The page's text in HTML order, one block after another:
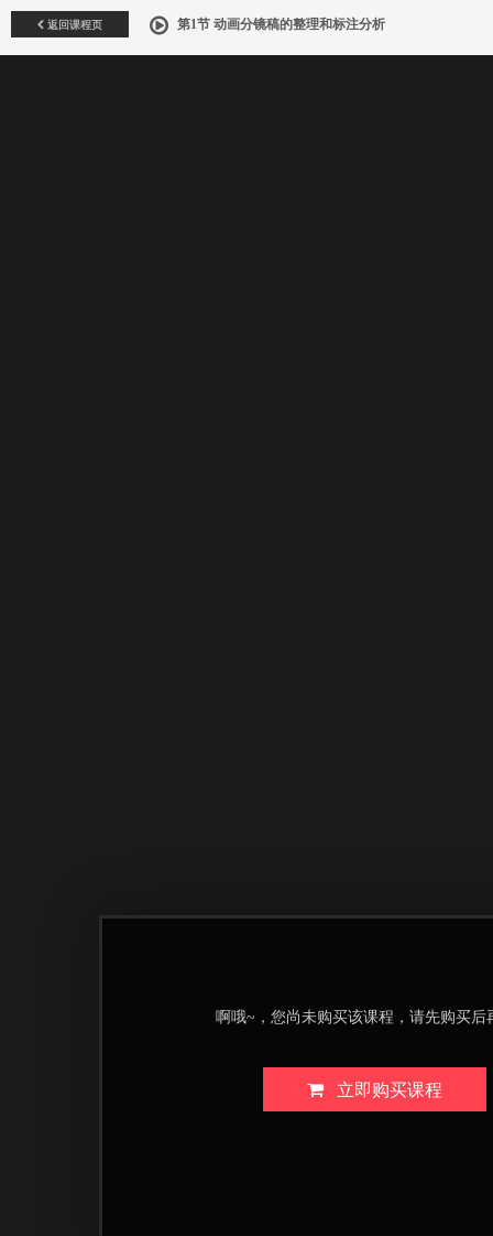
返回课程页 第1节 动画分镜稿的整理和标注分析
啊哦~，您尚未购买该课程，请先购买后
立即购买课程